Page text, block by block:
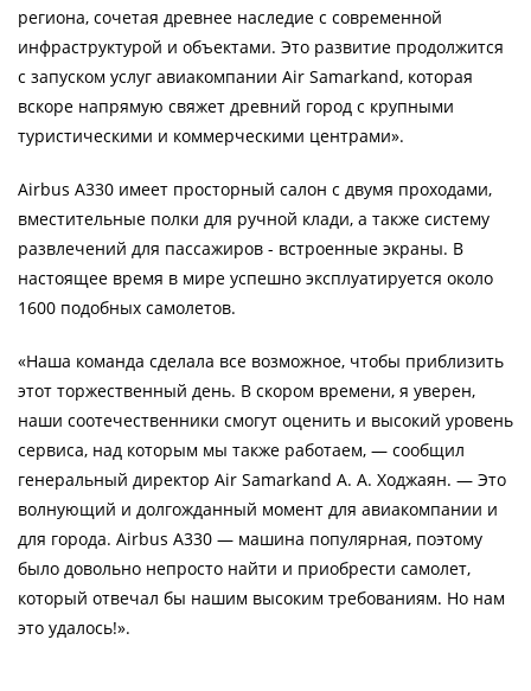
региона, сочетая древнее наследие с современной
инфраструктурой и объектами. Это развитие продолжится
с запуском услуг авиакомпании Air Samarkand, которая
вскоре напрямую свяжет древний город с крупными
туристическими и коммерческими центрами».
Airbus A330 имеет просторный салон с двумя проходами,
вместительные полки для ручной клади, а также систему
развлечений для пассажиров - встроенные экраны. В
настоящее время в мире успешно эксплуатируется около
1600 подобных самолетов.
«Наша команда сделала все возможное, чтобы приблизить
этот торжественный день. В скором времени, я уверен,
наши соотечественники смогут оценить и высокий уровень
сервиса, над которым мы также работаем, — сообщил
генеральный директор Air Samarkand А. А. Ходжаян. — Это
волнующий и долгожданный момент для авиакомпании и
для города. Airbus A330 — машина популярная, поэтому
было довольно непросто найти и приобрести самолет,
который отвечал бы нашим высоким требованиям. Но нам
это удалось!».